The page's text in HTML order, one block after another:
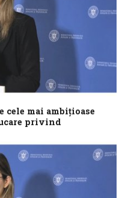
cele mai ambițioase
privind
fost salvată din fonduri
națională dedicată...